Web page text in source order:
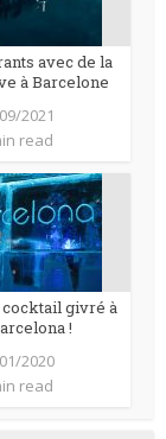
avec de la
à Barcelone
2021
read
givré à
!
2020
read